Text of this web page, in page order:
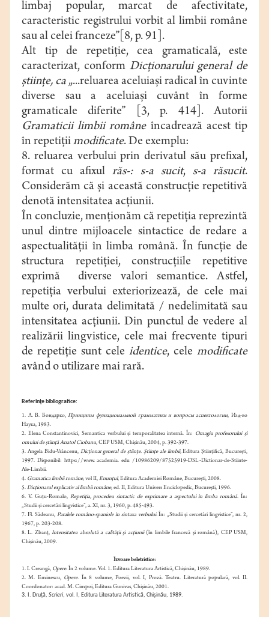
limbaj popular, marcat de afectivitate,
caracteristic registrului vorbit al limbii române
sau al celei franceze”[8, p. 91].
Alt tip de repetiţie, cea gramaticală, este
caracterizat, conform Dicţionarului general de
ştiinţe, ca„...reluarea aceluiaşi radical în cuvinte
diverse sau a aceluiaşi cuvânt în forme
gramaticale diferite” [3, p. 414].
Autorii
Gramaticii limbii române încadrează acest tip
în repetiţiimodificate. De exemplu:
8. reluarea verbului prin derivatul său prefixal,
format cu afixul răs-: s-a sucit, s-a răsucit.
Considerăm că şi această construcţie repetitivă
denotă intensitatea acţiunii.
În concluzie, menţionăm că repetiţia reprezintă
unul dintre mijloacele sintactice de redare a
aspectualităţii în limba română. În funcţie de
structura repetiţiei, construcţiile repetitive
exprimă diverse valori semantice. Astfel,
repetiţia verbului exteriorizează, de cele mai
multe ori, durata delimitată / nedelimitată sau
intensitatea acţiunii. Din punctul de vedere al
realizării lingvistice, cele mai frecvente tipuri
de repetiţie sunt cele identice, cele modificate
având o utilizare mai rară.
Referinţe bibliografice:
1. А. В. Бoндapкo,Принципы функциональной грамматики и вопросы аспектологии,Изд-во
Наука, 1983.
2. Elena Constantinovici, Semantica verbului şi temporalitatea internă. În: Omagiu profesorului şi
omului de ştiinţă Anatol Ciobanu, CEP USM, Chişinău, 2004, p. 392-397.
3. Angela Bidu-Vrăncenu, Dicţionar general de ştiinţe. Ştiinţe ale limbii,Editura Ştiinţifică, Bucureşti,
1997. Disponibil: https://www. academia. edu /10986209/87525919-DSL-Dictionar-de-Stiinte-
Ale-Limbii.
4. Gramatica limbii române, vol II, Enunţul, Editura Academiei Române, București, 2008.
5. Dicţionarul explicativ al limbii române, ed. II, Editura Univers Enciclopedic, Bucureşti, 1996.
6. V. Guţu-Romalo, Repetiţia, procedeu sintactic de exprimare a aspectului în limba română. În:
„Studii şi cercetări lingvistice”, a. XI, nr. 3, 1960, p. 485-493.
7. Fl. Sădeanu, Paralele româno-spaniole în sintaxa verbului. În: „Studii şi cercetări lingvistice”, nr. 2,
1967, p. 203-208.
8. L. Zbanţ,Intensitatea absolută a calităţii şi acţiunii(în limbile franceză şi română), CEP USM,
Chişinău, 2009.
Izvoare beletristice:
1. I. Creangă, Opere. În 2 volume. Vol. 1. Editura Literatura Artistică, Chişinău, 1989.
2. M. Eminescu, Opere. În 8 volume, Poezii, vol. I, Proză. Teatru. Literatură populară, vol. II.
Coordonator: acad. M. Cimpoi, Editura Gunivas, Chişinău, 2001.
3. I. Druţă, Scrieri, vol. I, Editura Literatura Artistică, Chişinău, 1989.